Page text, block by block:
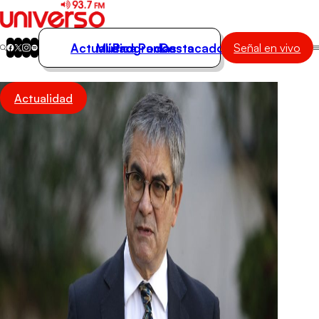
Actualidad
Música
Destacados
Actualidad
Música
Programas
Podcasts
Destacados Señal en vivo
Actualidad